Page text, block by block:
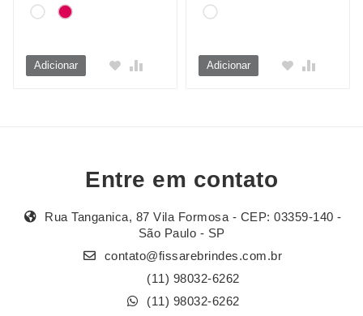
Adicionar Adicionar
Entre em contato
Rua Tanganica, 87 Vila Formosa - CEP: 03359-140 -
São Paulo - SP
contato@fissarebrindes.com.br
(11) 98032-6262
(11) 98032-6262